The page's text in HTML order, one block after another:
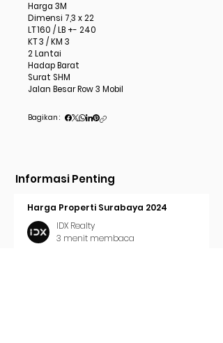
Harga 3M
Dimensi 7,3 x 22
LT 160 / LB +- 240
KT 3 / KM 3
2 Lantai
Hadap Barat
Surat SHM
Jalan Besar Row 3 Mobil
Bagikan :
Informasi Penting
Harga Properti Surabaya 2024
IDX Realty
3 menit membaca